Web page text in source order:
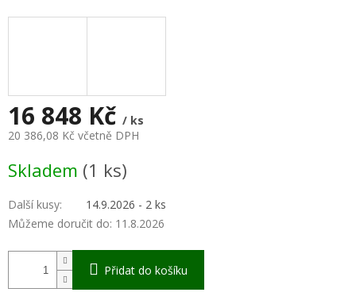
16 848 Kč / ks
20 386,08 Kč včetně DPH
cena:
Skladem (1 ks)
Další kusy:
14.9.2026 - 2 ks
Můžeme doručit do: 11.8.2026
Přidat do košíku